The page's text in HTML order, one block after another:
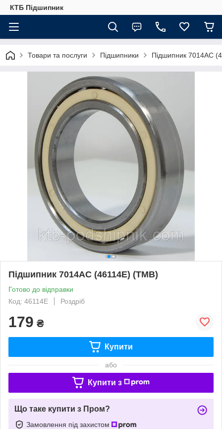
КТБ Підшипник
Товари та послуги Підшипники Підшипник 7014AC
Підшипник 7014AC (46114Е) (TMB)
Готово до відправки
Код: 46114Е
Роздріб
179 ₴
Купити
або
Купити з
Що таке купити з Пром?
Замовлення під захистом